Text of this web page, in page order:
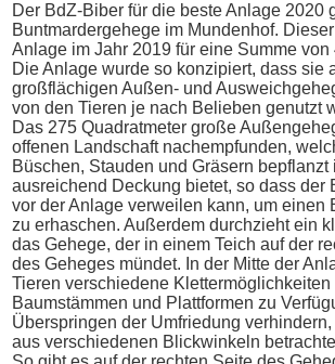
Der BdZ-Biber für die beste Anlage 2020
Buntmardergehege im Mundenhof.
Anlage im Jahr 2019 für eine Summe von
Die Anlage wurde so konzipiert, dass sie
großflächigen Außen- und
von den Tieren je nach Belieben genutzt
Das 275 Quadratmeter große
offenen Landschaft nachempfunden,
Büschen, Stauden und Gräsern bepflanzt
ausreichend Deckung bietet, so dass der
vor der Anlage verweilen kann, um einen
zu erhaschen. Außerdem durchzieht ein
das Gehege, der in einem Teich auf der
des Geheges mündet. In der Mitte der
Tieren verschiedene Klettermöglichkeiten
Baumstämmen und Plattformen zu
Überspringen der Umfriedung
aus verschiedenen Blickwinkeln